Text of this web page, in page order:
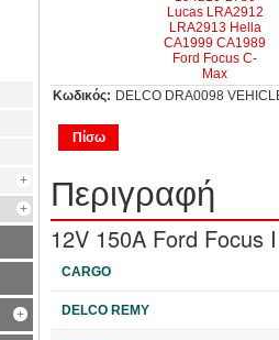
Κωδικός: DELCO DRA0098
Πίσω
Περιγραφή
CARGO
DELCO REMY